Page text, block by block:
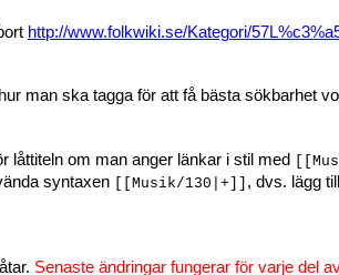
http://www.folkwiki.se/Kategori/
man ska tagga för att få bästa sökbarhet
låttiteln om man anger länkar i stil med
syntaxen [[Musik/130|+]] , dvs. lägg till
Senaste ändringar fungerar för varje del